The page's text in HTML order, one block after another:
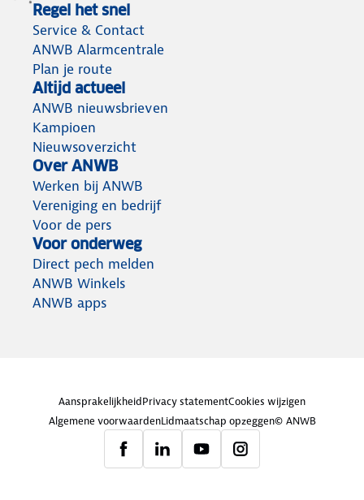
Regel het snel
Service & Contact
ANWB Alarmcentrale
Plan je route
Altijd actueel
ANWB nieuwsbrieven
Kampioen
Nieuwsoverzicht
Over ANWB
Werken bij ANWB
Vereniging en bedrijf
Voor de pers
Voor onderweg
Direct pech melden
ANWB Winkels
ANWB apps
AansprakelijkheidPrivacy statementCookies wijzigen
Algemene voorwaardenLidmaatschap opzeggen© ANWB